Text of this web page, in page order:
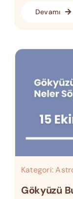
Devamı
Kategori:
Gökyüzü